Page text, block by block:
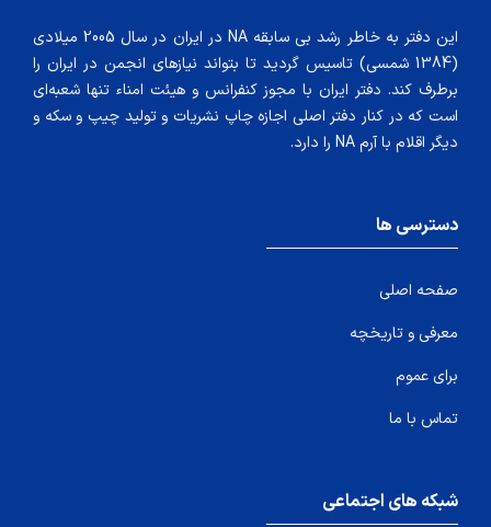
این دفتر به خاطر رشد بی سابقه NA در ایران در سال 2005 میلادی
(1384 شمسی) تاسیس گردید تا بتواند نیازهای انجمن در ایران را
برطرف کند. دفتر ایران با مجوز کنفرانس و هیئت امناء تنها شعبه‌ای
است که در کنار دفتر اصلی اجازه چاپ نشریات و تولید چیپ و سکه و
دیگر اقلام با آرم NA را دارد.
دسترسی ها
صفحه اصلی
معرفی و تاریخچه
برای عموم
تماس با ما
شبکه های اجتماعی